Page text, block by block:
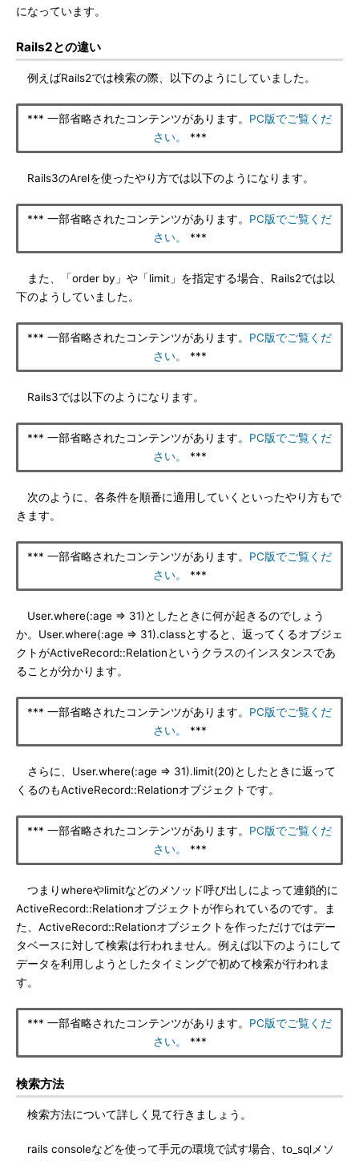
になっています。
Rails2との違い
例えばRails2では検索の際、以下のようにしていました。
*** 一部省略されたコンテンツがあります。 PC版でご覧くだ
さい。
***
Rails3のArelを使ったやり方では以下のようになります。
*** 一部省略されたコンテンツがあります。 PC版でご覧くだ
さい。
***
また、「order by」や「limit」を指定する場合、Rails2では以
下のようしていました。
*** 一部省略されたコンテンツがあります。 PC版でご覧くだ
さい。
***
Rails3では以下のようになります。
*** 一部省略されたコンテンツがあります。 PC版でご覧くだ
さい。
***
次のように、各条件を順番に適用していくといったやり方もで
きます。
*** 一部省略されたコンテンツがあります。 PC版でご覧くだ
さい。
***
User.where(:age => 31)としたときに何が起きるのでしょう
か。User.where(:age => 31).classとすると、返ってくるオブジェ
クトがActiveRecord::Relationというクラスのインスタンスであ
ることが分かります。
*** 一部省略されたコンテンツがあります。 PC版でご覧くだ
さい。
***
さらに、User.where(:age => 31).limit(20)としたときに返って
くるのもActiveRecord::Relationオブジェクトです。
*** 一部省略されたコンテンツがあります。 PC版でご覧くだ
さい。
***
つまりwhereやlimitなどのメソッド呼び出しによって連鎖的に
ActiveRecord::Relationオブジェクトが作られているのです。ま
た、ActiveRecord::Relationオブジェクトを作っただけではデー
タベースに対して検索は行われません。例えば以下のようにして
データを利用しようとしたタイミングで初めて検索が行われま
す。
*** 一部省略されたコンテンツがあります。 PC版でご覧くだ
さい。
***
検索方法
検索方法について詳しく見て行きましょう。
rails consoleなどを使って手元の環境で試す場合、to_sqlメソ